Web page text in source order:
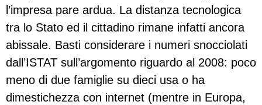
l’impresa pare ardua. La distanza tecnologica
tra lo Stato ed il cittadino rimane infatti ancora
abissale. Basti considerare i numeri snocciolati
dall’ISTAT sull’argomento riguardo al 2008: poco
meno di due famiglie su dieci usa o ha
dimestichezza con internet (mentre in Europa,